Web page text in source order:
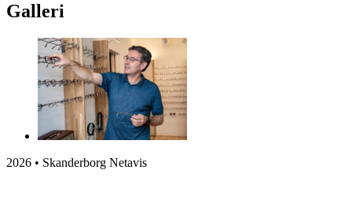
Galleri
2026 • Skanderborg Netavis